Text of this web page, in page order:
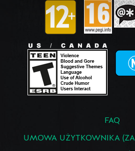
FAQ
UMOWA UŻYTKOWNIKA